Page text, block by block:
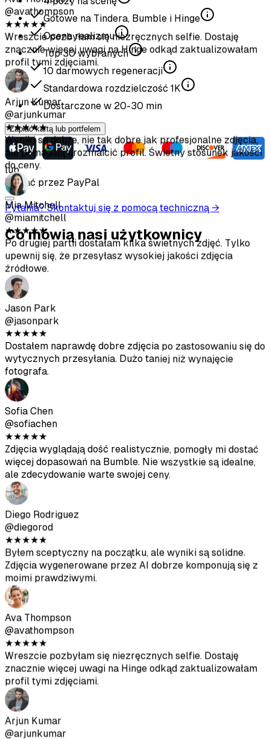
Gotowe na Tindera, Bumble i Hinge
Ocena realizmu
Top30wybranych
10 darmowych regeneracji
Standardowa rozdzielczość 1K
Dostarczone w 20-30 min
Zapłać kartą lub portfelem
lub
Zapłać przez PayPal
Pytania? Skontaktuj się z pomocą techniczną →
Co mówią nasi użytkownicy
Arjun Kumar
@arjunkumar
★★★★★
Wyniki są dobre, nie tak dobre jak profesjonalne zdjęcia,
ale pomagają urozmaicić profil. Świetny stosunek jakości
do ceny.
Mia Mitchell
@miamitchell
★★★★★
Po drugiej partii dostałam kilka świetnych zdjęć. Tylko
upewnij się, że przesyłasz wysokiej jakości zdjęcia
źródłowe.
Jason Park
@jasonpark
★★★★★
Dostałem naprawdę dobre zdjęcia po zastosowaniu się do
wytycznych przesyłania. Dużo taniej niż wynajęcie
fotografa.
Sofia Chen
@sofiachen
★★★★★
Zdjęcia wyglądają dość realistycznie, pomogły mi dostać
więcej dopasowań na Bumble. Nie wszystkie są idealne,
ale zdecydowanie warte swojej ceny.
Diego Rodriguez
@diegorod
★★★★★
Byłem sceptyczny na początku, ale wyniki są solidne.
Zdjęcia wygenerowane przez AI dobrze komponują się z
moimi prawdziwymi.
Ava Thompson
@avathompson
★★★★ ★
Wreszcie pozbyłam się niezręcznych selfie. Dostaję
znacznie więcej uwagi na Hinge odkąd zaktualizowałam
profil tymi zdjęciami.
Arjun Kumar
@arjunkumar
★★★★★
Wyniki są dobre, nie tak dobre jak profesjonalne zdjęcia,
ale pomagają urozmaicić profil. Świetny stosunek jakości
do ceny.